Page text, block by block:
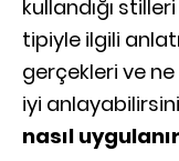
kullandığı
tipiyle ilgili
gerçekleri ve
iyi
nasıl uygulanır